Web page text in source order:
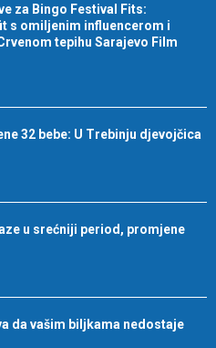
za Bingo Festival Fits:
s omiljenim influencerom i
tepihu Sarajevo Film
32 bebe: U Trebinju djevojčica
u srećniji period, promjene
da vašim biljkama nedostaje